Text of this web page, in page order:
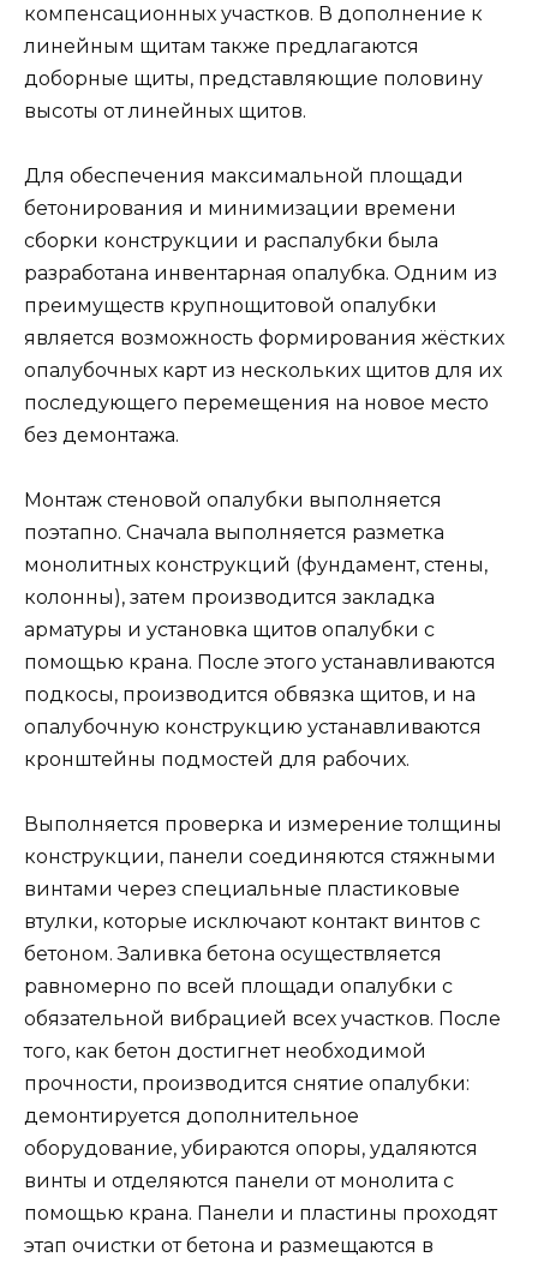
компенсационных участков. В дополнение к
линейным щитам также предлагаются
доборные щиты, представляющие половину
высоты от линейных щитов.
Для обеспечения максимальной площади
бетонирования и минимизации времени
сборки конструкции и распалубки была
разработана инвентарная опалубка. Одним из
преимуществ крупнощитовой опалубки
является возможность формирования жёстких
опалубочных карт из нескольких щитов для их
последующего перемещения на новое место
без демонтажа.
Монтаж стеновой опалубки выполняется
поэтапно. Сначала выполняется разметка
монолитных конструкций (фундамент, стены,
колонны), затем производится закладка
арматуры и установка щитов опалубки с
помощью крана. После этого устанавливаются
подкосы, производится обвязка щитов, и на
опалубочную конструкцию устанавливаются
кронштейны подмостей для рабочих.
Выполняется проверка и измерение толщины
конструкции, панели соединяются стяжными
винтами через специальные пластиковые
втулки, которые исключают контакт винтов с
бетоном. Заливка бетона осуществляется
равномерно по всей площади опалубки с
обязательной вибрацией всех участков. После
того, как бетон достигнет необходимой
прочности, производится снятие опалубки:
демонтируется дополнительное
оборудование, убираются опоры, удаляются
винты и отделяются панели от монолита с
помощью крана. Панели и пластины проходят
этап очистки от бетона и размещаются в